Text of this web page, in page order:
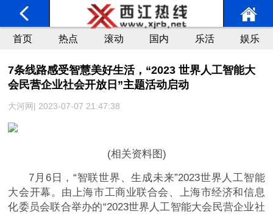
首页 热点 滚动 国内 乐活 娱乐
7条线路感受智慧美好生活，“2023 世界人工智能大
会民营企业社会开放日”主题活动启动
大河网| 2023-07-07 21:47:38
(相关资料图)
7月6日，“智联世界、生成未来”2023世界人工智能
大会开幕。由上海市工商业联合会、上海市经济和信息
化委员会联合举办的“2023世界人工智能大会民营企业社